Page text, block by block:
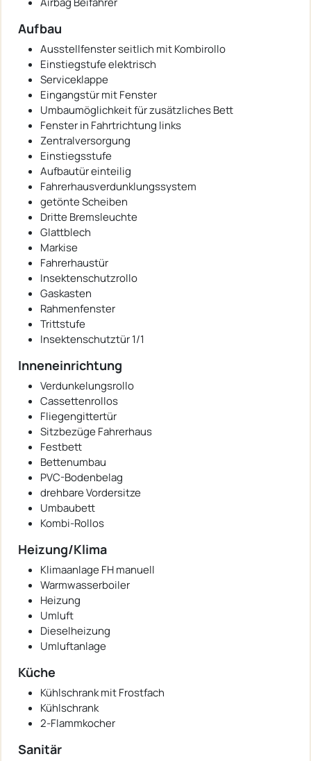
Aufbau
Ausstellfenster seitlich mit Kombirollo
Einstiegstufe elektrisch
Serviceklappe
Eingangstür mit Fenster
Umbaumöglichkeit für zusätzliches Bett
Fenster in Fahrtrichtung links
Zentralversorgung
Einstiegsstufe
Aufbautür einteilig
Fahrerhausverdunklungssystem
getönte Scheiben
Dritte Bremsleuchte
Glattblech
Markise
Fahrerhaustür
Insektenschutzrollo
Gaskasten
Rahmenfenster
Trittstufe
Insektenschutztür 1/1
Inneneinrichtung
Verdunkelungsrollo
Cassettenrollos
Fliegengittertür
Sitzbezüge Fahrerhaus
Festbett
Bettenumbau
PVC-Bodenbelag
drehbare Vordersitze
Umbaubett
Kombi-Rollos
Heizung/Klima
Klimaanlage FH manuell
Warmwasserboiler
Heizung
Umluft
Dieselheizung
Umluftanlage
Küche
Kühlschrank mit Frostfach
Kühlschrank
2-Flammkocher
Sanitär